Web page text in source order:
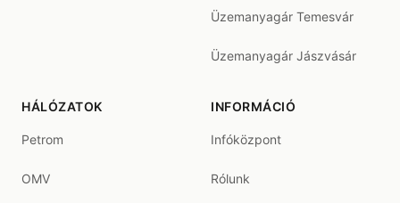
Üzemanyagár Temesvár
Üzemanyagár Jászvásár
HÁLÓZATOK
Petrom
OMV
INFORMÁCIÓ
Infóközpont
Rólunk